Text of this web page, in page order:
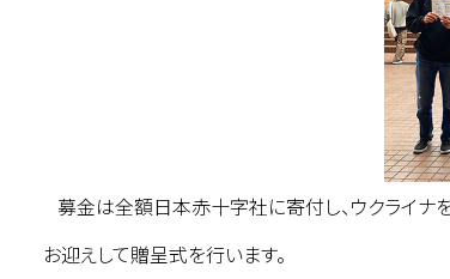
募金は全額日本赤十字社に寄付し、ウクライナ
お迎えして贈呈式を行います。